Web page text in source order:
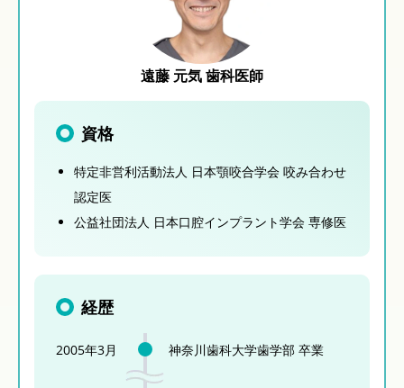
遠藤 元気 歯科医師
資格
特定非営利活動法人 日本顎咬合学会 咬み合わせ
認定医
公益社団法人 日本口腔インプラント学会 専修医
経歴
2005年3月 神奈川歯科大学歯学部 卒業